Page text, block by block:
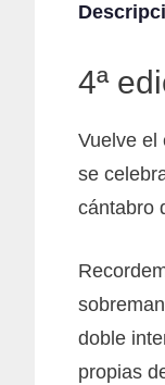
4ª
Vuelve el
se
cántabro
doble
propias